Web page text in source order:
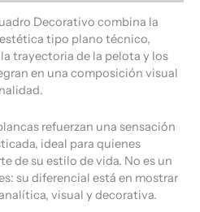
Decorativo combina la
tipo plano técnico,
trayectoria de la pelota y los
en una composición visual
refuerzan una sensación
ideal para quienes
de su estilo de vida. No es un
su diferencial está en mostrar
visual y decorativa.